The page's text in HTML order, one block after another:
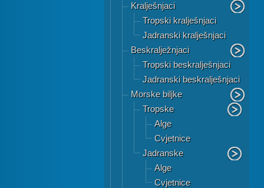
Kralješnjaci
Tropski kralješnjaci
Jadranski kralješnjaci
Beskralježnjaci
Tropski beskralješnjaci
Jadranski beskralješnjaci
Morske biljke
Tropske
Alge
Cvjetnice
Jadranske
Alge
Cvjetnice